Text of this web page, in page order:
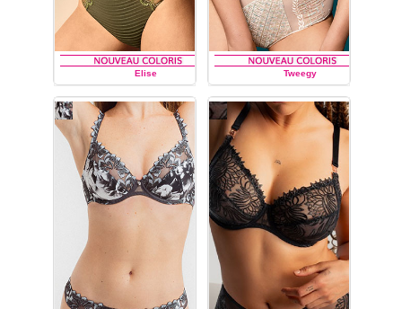
Elise
LOUISA BRACQ
Tweegy
LOUISA BRACQ